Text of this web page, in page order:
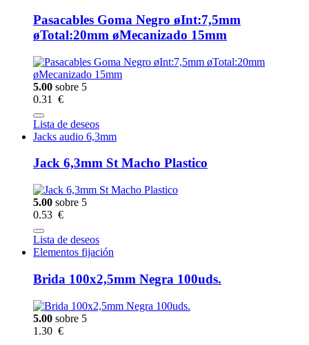
Pasacables Goma Negro øInt:7,5mm
øTotal:20mm øMecanizado 15mm
5.00 sobre 5
0.31 €
Lista de deseos
Jacks audio 6,3mm
Jack 6,3mm St Macho Plastico
5.00 sobre 5
0.53 €
Lista de deseos
Elementos fijación
Brida 100x2,5mm Negra 100uds.
5.00 sobre 5
1.30 €